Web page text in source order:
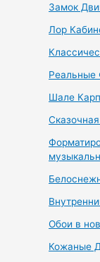
Замок
Лор
Реальные
Шале
Обои в
Кожаные